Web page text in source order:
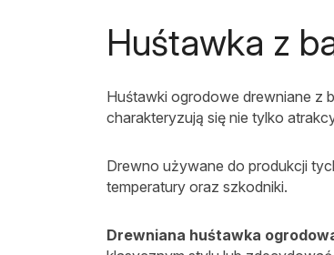
Huśtawka z
Huśtawki ogrodowe drewniane z
charakteryzują się nie tylko
Drewno używane do produkcji
temperatury oraz szkodniki.
Drewniana huśtawka